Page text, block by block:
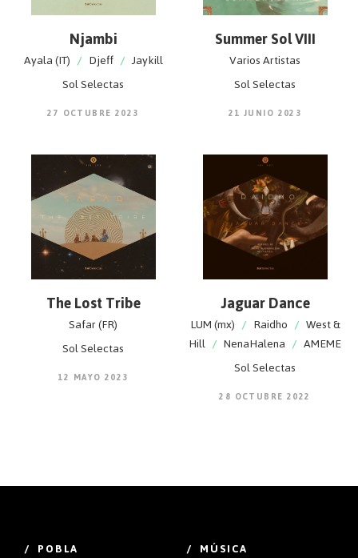
Njambi
Ayala (IT) / Djeff / Jaykill
Sol Selectas
27 OCTUBRE 2023
Summer Sol VIII
Varios Artistas
Sol Selectas
21 JUNIO 2023
The Lost Tribe
Safar (FR)
Sol Selectas
12 MAYO 2023
Jaguar Dance
LUM (mx) / Raidho / West &
Hill / NenaHalena / AMEME
Sol Selectas
28 OCTUBRE 2022
/ POBLA / MÚSICA